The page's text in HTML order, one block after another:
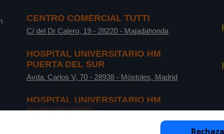
CENTRO COMERCIAL TUTTI
C/ del Dr Calero, 19 - 28220 - Majadahonda
HOSPITAL UNIVERSITARIO HM
PUERTA DEL SUR
Avda. Carlos V, 70 - 28938 - Móstoles, Madrid
HOSPITAL UNIVERSITARIO HM
SANCHINARRO